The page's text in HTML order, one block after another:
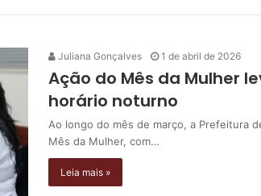
Juliana Gonçalves 1 de abril de 2026
Ação do Mês da Mulher
horário noturno
Ao longo do mês de março, a Prefeitura
Mês da Mulher, com…
Leia mais »